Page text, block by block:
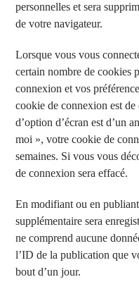
personnelles et sera
de votre navigateur.
Lorsque vous vous
certain nombre de cookies
connexion et vos
cookie de connexion est
d’option d’écran est d’un
moi », votre cookie de
semaines. Si vous vous
de connexion sera effacé.
En modifiant ou en
supplémentaire sera
ne comprend aucune
l’ID de la publication que
bout d’un jour.